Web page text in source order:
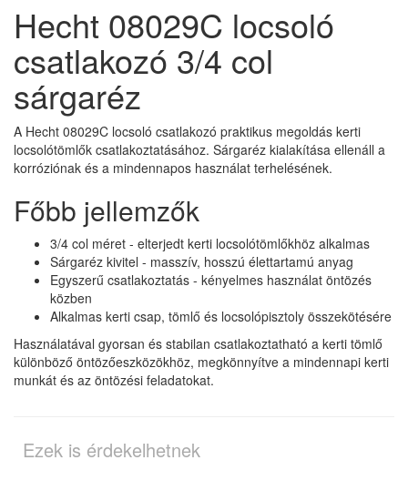
Hecht 08029C locsoló
csatlakozó 3/4 col
sárgaréz
A Hecht 08029C locsoló csatlakozó praktikus megoldás kerti
locsolótömlők csatlakoztatásához. Sárgaréz kialakítása ellenáll a
korróziónak és a mindennapos használat terhelésének.
Főbb jellemzők
3/4 col méret - elterjedt kerti locsolótömlőkhöz alkalmas
Sárgaréz kivitel - masszív, hosszú élettartamú anyag
Egyszerű csatlakoztatás - kényelmes használat öntözés
közben
Alkalmas kerti csap, tömlő és locsolópisztoly összekötésére
Használatával gyorsan és stabilan csatlakoztatható a kerti tömlő
különböző öntözőeszközökhöz, megkönnyítve a mindennapi kerti
munkát és az öntözési feladatokat.
Ezek is érdekelhetnek